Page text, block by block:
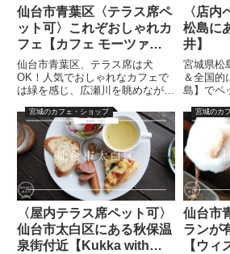
仙台市青葉区〈テラス席ペ
ット可〉これぞおしゃれカ
フェ【カフェ モーツァル
ト アトリエ】
仙台市青葉区、テラス席は犬
OK！人気でおしゃれなカフェで
は緑を感じ、広瀬川を眺めながら
さん毎日の暮らしを楽しんでいる
皆さまへ飼い主です今回は【カフ
ェ モーツァルト アトリエ （cafe
Mozart Ateli...
〈店内
松島に
井】
宮城県松
＆全国的
島】でペ
ん2019年
てきたよ
食事処
城県に住
宮城のカフェ・ショップ
〈屋内テラス席ペット可〉
仙台市太白区にある秋保温
泉街付近【Kukka with
宮城のカ
仙台市
ランが
【ウィ